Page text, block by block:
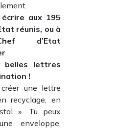
aux 195
réunis, ou à
d’Etat
belles lettres
!
une lettre
recyclage, en
». Tu peux
enveloppe,